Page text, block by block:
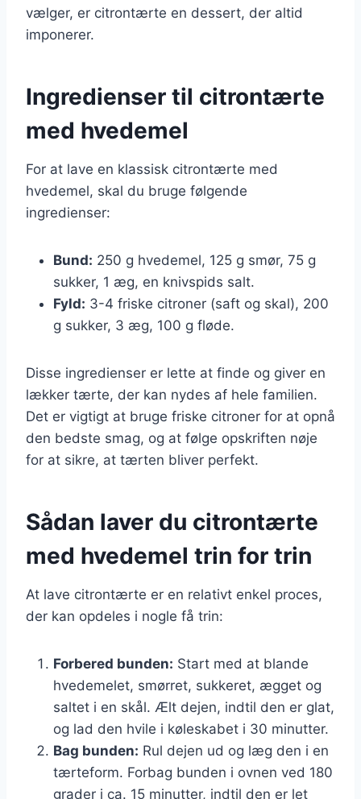
vælger, er citrontærte en dessert, der altid
imponerer.
Ingredienser til citrontærte
med hvedemel
For at lave en klassisk citrontærte med
hvedemel, skal du bruge følgende
ingredienser:
Bund: 250 g hvedemel, 125 g smør, 75 g
sukker, 1 æg, en knivspids salt.
Fyld: 3-4 friske citroner (saft og skal), 200
g sukker, 3 æg, 100 g fløde.
Disse ingredienser er lette at finde og giver en
lækker tærte, der kan nydes af hele familien.
Det er vigtigt at bruge friske citroner for at opnå
den bedste smag, og at følge opskriften nøje
for at sikre, at tærten bliver perfekt.
Sådan laver du citrontærte
med hvedemel trin for trin
At lave citrontærte er en relativt enkel proces,
der kan opdeles i nogle få trin:
Forbered bunden: Start med at blande
hvedemelet, smørret, sukkeret, ægget og
saltet i en skål. Ælt dejen, indtil den er glat,
og lad den hvile i køleskabet i 30 minutter.
Bag bunden: Rul dejen ud og læg den i en
tærteform. Forbag bunden i ovnen ved 180
grader i ca. 15 minutter, indtil den er let